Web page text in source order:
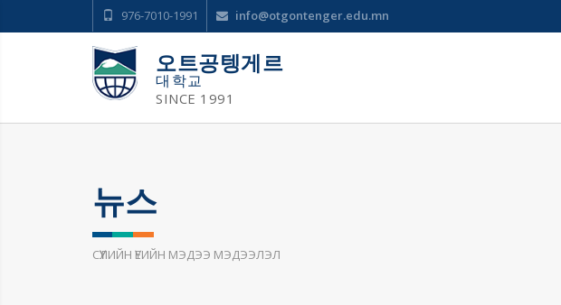
976-7010-1991 info@otgontenger.edu.mn
오트공텡게르
대학교
SINCE 1991
뉴스
СҮҮЛИЙН ҮЕИЙН МЭДЭЭ МЭДЭЭЛЭЛ